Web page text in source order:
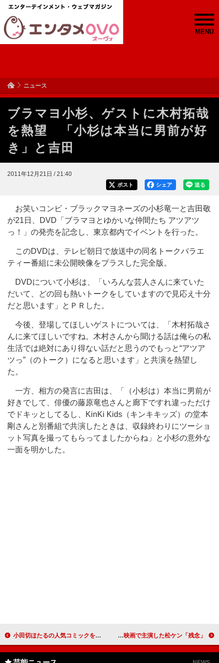
MENU
ニュース
ブラマヨ小杉、ゲストに木村拓哉
を熱望 「小杉は本当に男前が好
き」と吉田
2011年12月21日 / 21:40
送る
シェア
ポスト
お笑いコンビ・ブラックマヨネーズの小杉竜一と吉田敬
が21日、DVD「ブラマヨとゆかいな仲間たち アツアツ
っ！」の発売を記念し、東京都内でイベントを行った。
このDVDは、テレビ朝日で放送中の同名トークバラエ
ティー番組に未公開映像をプラスした完全版。
DVDについて小杉は、「いろんな芸人さんに来ていた
だいて、どの回も熱いトークをしていますので見応え十分
だと思います」とＰＲした。
今後、登場してほしいゲストについては、「木村拓哉さ
んに来てほしいですね。木村さんから聞ける話は俺らの私
生活では絶対にあり得ない話だと思うのでもっと“アツア
ツっ”（のトーク）になると思います」と共演を熱望し
た。
一方、相方の発言に吉田は、「（小杉は）本当に男前が
好きでして、俳優の藤原竜也さんと廊下ですれ違っただけ
でドキッとしてるし、KinKi Kids（キンキキッズ）の堂本
剛さんと別番組で共演したときは、収録終わりにツーショ
ット写真を撮ってもらってましたからね」と小杉の意外な
一面を明かした。
小田切ほたるの人気コミックを舞台化！ 大河元気、ぶっつけ本番シーンに大緊張 森田芳光監督の急逝に役所広司らショック 来春公開の映画で主演した松ケン「残念」